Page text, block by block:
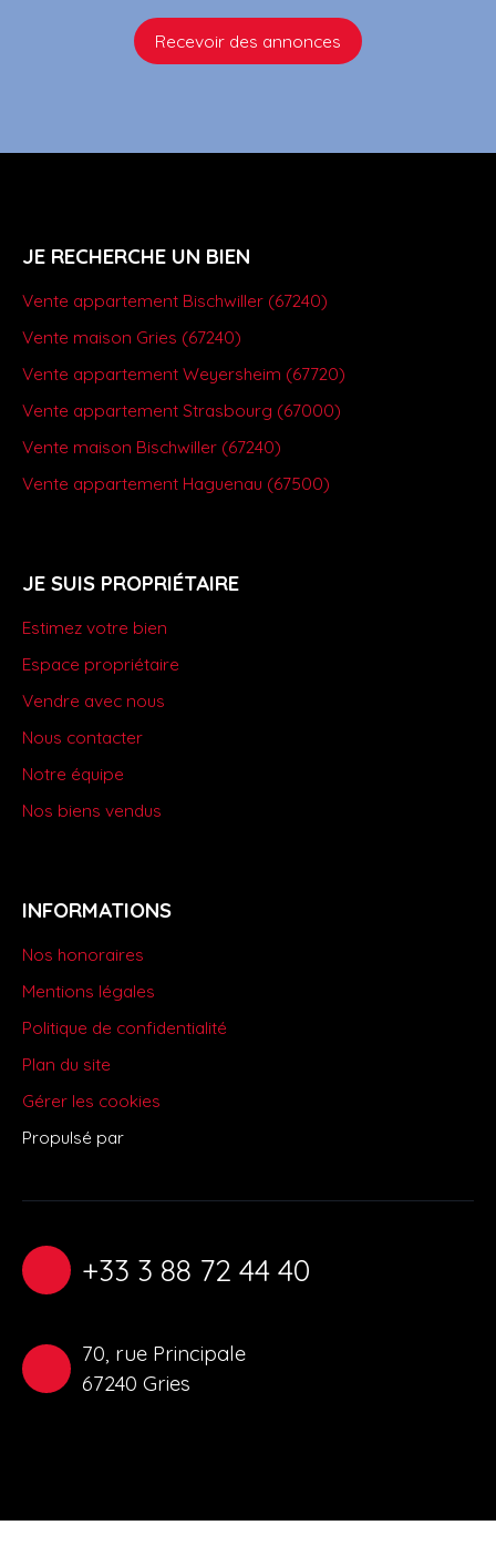
Recevoir des annonces
JE RECHERCHE UN BIEN
Vente appartement Bischwiller (67240)
Vente maison Gries (67240)
Vente appartement Weyersheim (67720)
Vente appartement Strasbourg (67000)
Vente maison Bischwiller (67240)
Vente appartement Haguenau (67500)
JE SUIS PROPRIÉTAIRE
Estimez votre bien
Espace propriétaire
Vendre avec nous
Nous contacter
Notre équipe
Nos biens vendus
INFORMATIONS
Nos honoraires
Mentions légales
Politique de confidentialité
Plan du site
Gérer les cookies
Propulsé par
+33 3 88 72 44 40
70, rue Principale
67240 Gries